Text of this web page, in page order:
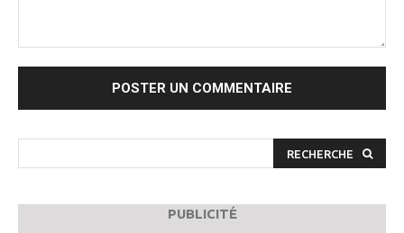
RECHERCHE
PUBLICITÉ